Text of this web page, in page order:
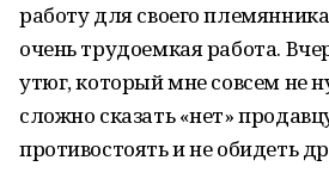
работу для своего
очень трудоемкая работа.
утюг, который мне совсем не
сложно сказать «нет»
противостоять и не обидеть